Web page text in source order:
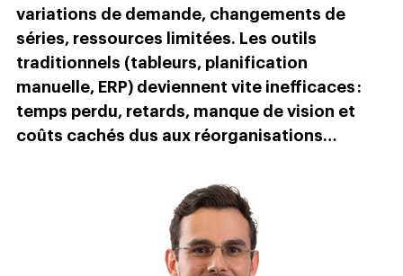
variations de demande, changements de
séries, ressources limitées. Les outils
traditionnels (tableurs, planification
manuelle, ERP) deviennent vite inefficaces :
temps perdu, retards, manque de vision et
coûts cachés dus aux réorganisations…